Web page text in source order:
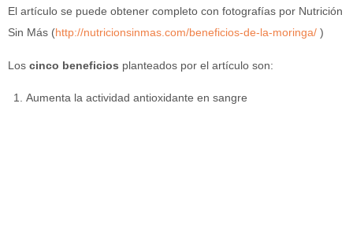
El artículo se puede obtener completo con fotografías por Nutrición
Sin Más (http://nutricionsinmas.com/beneficios-de-la-moringa/ )
Los cinco beneficios planteados por el artículo son:
Aumenta la actividad antioxidante en sangre